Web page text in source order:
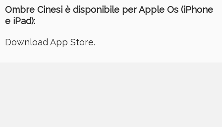
Ombre Cinesi è disponibile per Apple Os (iPhone
e iPad):
Download App Store.